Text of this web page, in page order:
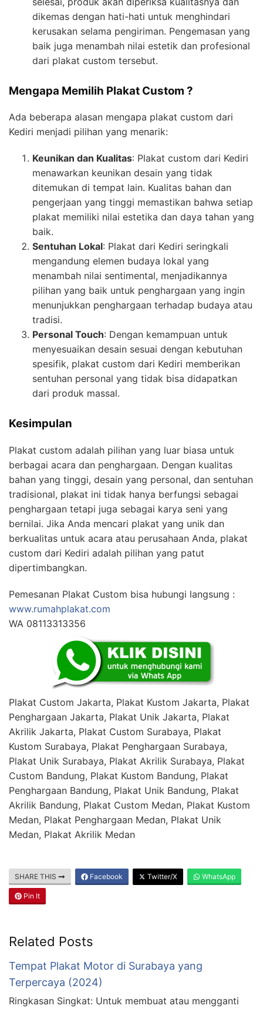
dikemas dengan hati-hati untuk menghindari
kerusakan selama pengiriman. Pengemasan yang
baik juga menambah nilai estetik dan profesional
dari plakat custom tersebut.
Mengapa Memilih Plakat Custom ?
Ada beberapa alasan mengapa plakat custom dari
Kediri menjadi pilihan yang menarik:
Keunikan dan Kualitas: Plakat custom dari Kediri
menawarkan keunikan desain yang tidak
ditemukan di tempat lain. Kualitas bahan dan
pengerjaan yang tinggi memastikan bahwa setiap
plakat memiliki nilai estetika dan daya tahan yang
baik.
Sentuhan Lokal: Plakat dari Kediri seringkali
mengandung elemen budaya lokal yang
menambah nilai sentimental, menjadikannya
pilihan yang baik untuk penghargaan yang ingin
menunjukkan penghargaan terhadap budaya atau
tradisi.
Personal Touch: Dengan kemampuan untuk
menyesuaikan desain sesuai dengan kebutuhan
spesifik, plakat custom dari Kediri memberikan
sentuhan personal yang tidak bisa didapatkan
dari produk massal.
Kesimpulan
Plakat custom adalah pilihan yang luar biasa untuk
berbagai acara dan penghargaan. Dengan kualitas
bahan yang tinggi, desain yang personal, dan sentuhan
tradisional, plakat ini tidak hanya berfungsi sebagai
penghargaan tetapi juga sebagai karya seni yang
bernilai. Jika Anda mencari plakat yang unik dan
berkualitas untuk acara atau perusahaan Anda, plakat
custom dari Kediri adalah pilihan yang patut
dipertimbangkan.
Pemesanan Plakat Custom bisa hubungi langsung :
www.rumahplakat.com
WA 08113313356
Plakat Custom Jakarta, Plakat Kustom Jakarta, Plakat
Penghargaan Jakarta, Plakat Unik Jakarta, Plakat
Akrilik Jakarta, Plakat Custom Surabaya, Plakat
Kustom Surabaya, Plakat Penghargaan Surabaya,
Plakat Unik Surabaya, Plakat Akrilik Surabaya, Plakat
Custom Bandung, Plakat Kustom Bandung, Plakat
Penghargaan Bandung, Plakat Unik Bandung, Plakat
Akrilik Bandung, Plakat Custom Medan, Plakat Kustom
Medan, Plakat Penghargaan Medan, Plakat Unik
Medan, Plakat Akrilik Medan
SHARE THIS Facebook Twitter/X WhatsApp
Pin It
Related Posts
Tempat Plakat Motor di Surabaya yang
Terpercaya (2024)
Ringkasan Singkat: Untuk membuat atau mengganti